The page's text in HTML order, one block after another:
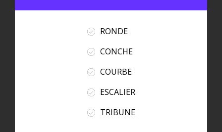
RONDE
CONCHE
COURBE
ESCALIER
TRIBUNE